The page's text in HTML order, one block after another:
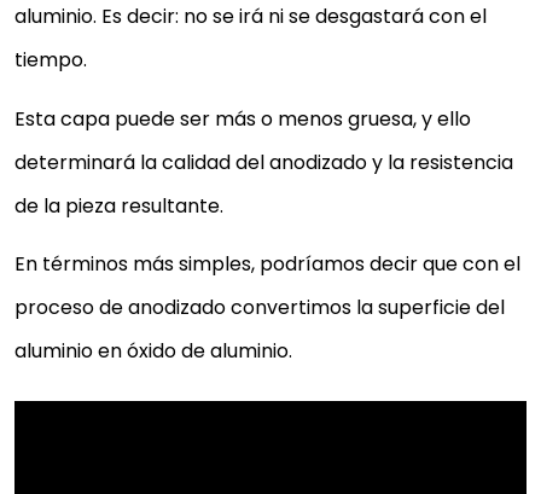
aluminio. Es decir: no se irá ni se desgastará con el
tiempo.
Esta capa puede ser más o menos gruesa, y ello
determinará la calidad del anodizado y la resistencia
de la pieza resultante.
En términos más simples, podríamos decir que con el
proceso de anodizado convertimos la superficie del
aluminio en óxido de aluminio.